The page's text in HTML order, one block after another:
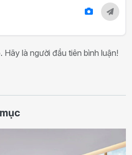
Hãy là người đầu tiên bình luận!